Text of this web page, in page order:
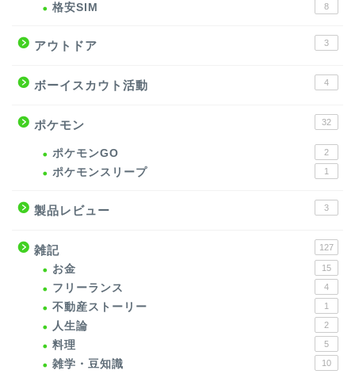
格安SIM 8
アウトドア 3
ボーイスカウト活動 4
ポケモン 32
ポケモンGO 2
ポケモンスリープ 1
製品レビュー 3
雑記 127
お金 15
フリーランス 4
不動産ストーリー 1
人生論 2
料理 5
雑学・豆知識 10